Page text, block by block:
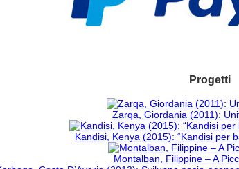
Progetti
Zarqa, Giordania (2011):
Kandisi, Kenya (2015): “Kandisi per
Montalban, Filippine – A